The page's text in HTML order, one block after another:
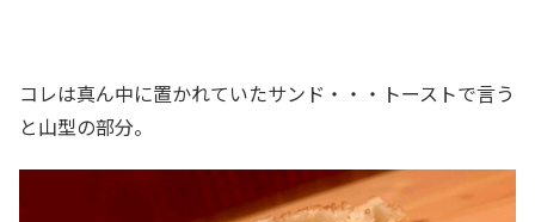
コレは真ん中に置かれていたサンド・・・トーストで言う
と山型の部分。